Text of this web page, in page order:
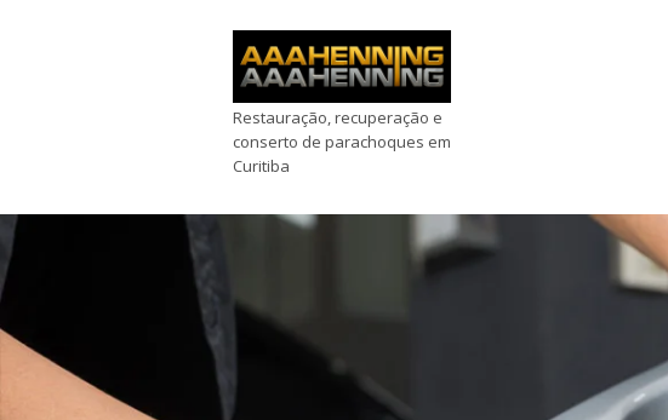
Restauração, recuperação e
conserto de parachoques em
Curitiba